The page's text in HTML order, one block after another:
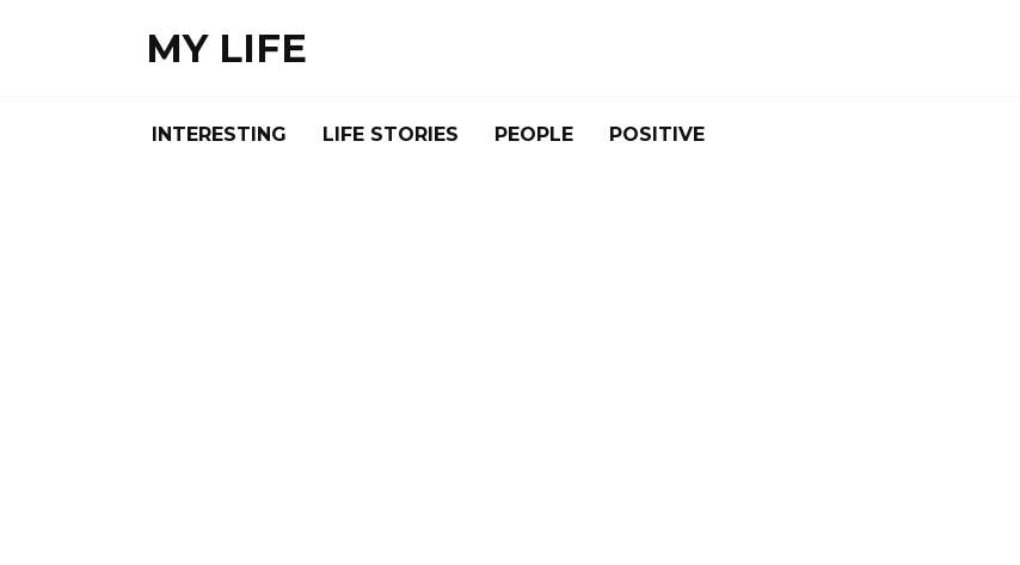
MY LIFE
INTERESTING LIFE STORIES PEOPLE POSITIVE